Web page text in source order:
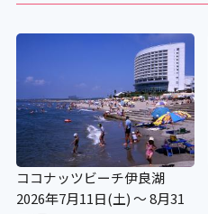
ココナッツビーチ伊良湖
2026年7月11日(土) ～ 8月31